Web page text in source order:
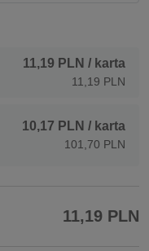
11,19 PLN / karta
11,19 PLN
10,17 PLN / karta
101,70 PLN
11,19 PLN